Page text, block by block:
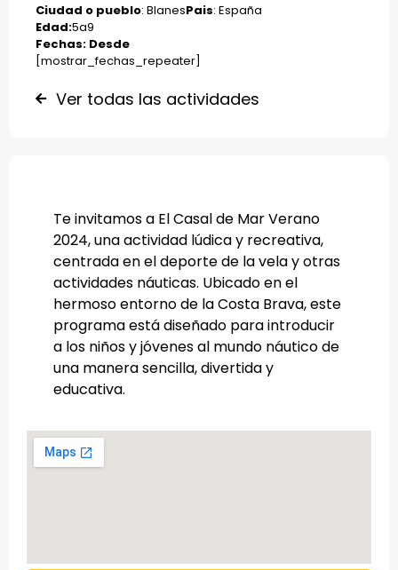
Ciudad o pueblo: BlanesPais: España
Edad:5a9
Fechas: Desde
[mostrar_fechas_repeater]
Ver todas las actividades
Te invitamos a El Casal de Mar Verano
2024, una actividad lúdica y recreativa,
centrada en el deporte de la vela y otras
actividades náuticas. Ubicado en el
hermoso entorno de la Costa Brava, este
programa está diseñado para introducir
a los niños y jóvenes al mundo náutico de
una manera sencilla, divertida y
educativa.